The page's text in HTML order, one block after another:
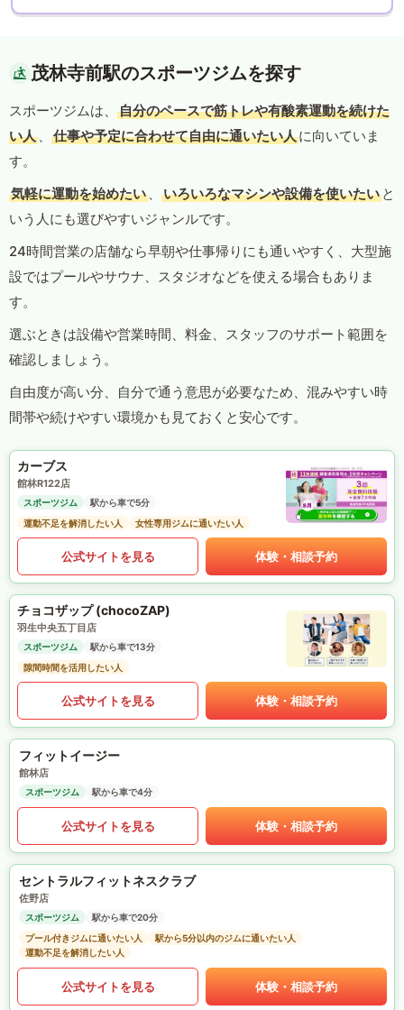
茂林寺前駅のスポーツジムを探す
スポーツジムは、
自分のペースで筋トレや有酸素運動を続けた
い人 、 仕事や予定に合わせて自由に通いたい人に向いていま
す。
気軽に運動を始めたい 、 いろいろなマシンや設備を使いたい と
いう人にも選びやすいジャンルです。
24時間営業の店舗なら早朝や仕事帰りにも通いやすく、大型施
設ではプールやサウナ、スタジオなどを使える場合もありま
す。
選ぶときは設備や営業時間、料金、スタッフのサポート範囲を
確認しましょう。
自由度が高い分、自分で通う意思が必要なため、混みやすい時
間帯や続けやすい環境かも見ておくと安心です。
カーブス
館林R122店
スポーツジム
駅から車で5分
運動不足を解消したい人
女性専用ジムに通いたい人
公式サイトを見る 体験・相談予約
チョコザップ (chocoZAP)
羽生中央五丁目店
スポーツジム
駅から車で13分
隙間時間を活用したい人
公式サイトを見る 体験・相談予約
フィットイージー
館林店
スポーツジム 駅から車で4分
公式サイトを見る 体験・相談予約
セントラルフィットネスクラブ
佐野店
スポーツジム
駅から車で20分
プール付きジムに通いたい人
駅から5分以内のジムに通いたい人
運動不足を解消したい人
公式サイトを見る 体験・相談予約